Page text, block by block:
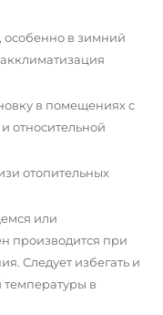
в зимний
в помещениях с
относительной
отопительных
или
производится при
Следует избегать и
в